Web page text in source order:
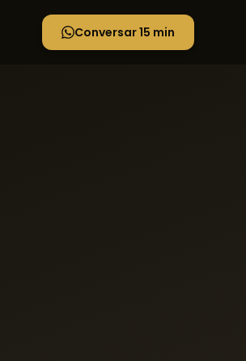
Conversar 15 min